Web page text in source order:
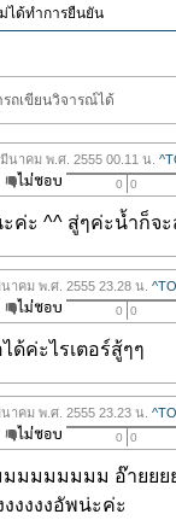
ได้ทำการยืนยัน
ถเขียนวิจารณ์ได้
นาคม พ.ศ. 2555 00.11 น.
0 0
ค่ะ ^^ สู่ๆค่ะน้ำก็จ
าคม พ.ศ. 2555 23.28 น.
0 0
ด้ค่ะไรเตอร์สู้ๆๆ
าคม พ.ศ. 2555 23.23 น.
0 0
มมมมมมม อ๊ายยยย
งงงงอัพน่ะค่ะ